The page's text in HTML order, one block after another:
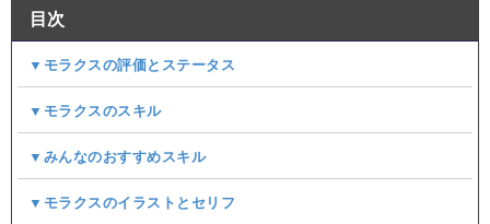
目次
▼モラクスの評価とステータス
▼モラクスのスキル
▼みんなのおすすめスキル
▼モラクスのイラストとセリフ